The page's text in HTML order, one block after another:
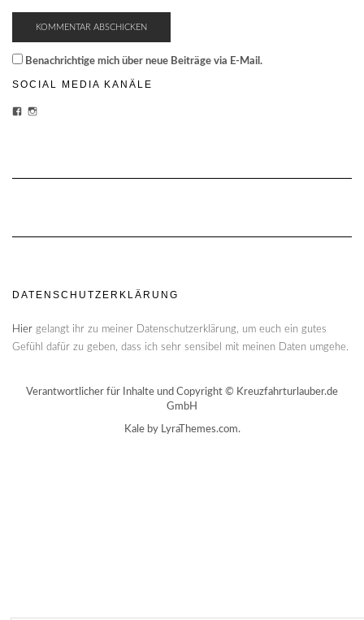
Benachrichtige mich über neue Beiträge via E-Mail.
SOCIAL MEDIA KANÄLE
PROFIL
FACEBOOK
PROFIL
DATENSCHUTZERKLÄRUNG
Hier gelangt ihr zu meiner Datenschutzerklärung, um euch ein gutes
Gefühl dafür zu geben, dass ich sehr sensibel mit meinen Daten umgehe.
Verantwortlicher für Inhalte und Copyright © Kreuzfahrturlauber.de
GmbH
Kaleby LyraThemes.com.